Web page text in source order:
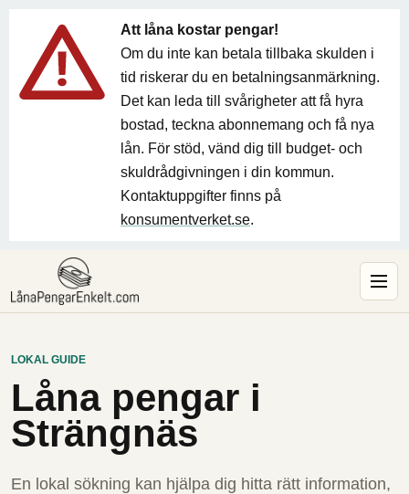
Att låna kostar pengar!
Om du inte kan betala tillbaka skulden i
tid riskerar du en betalningsanmärkning.
Det kan leda till svårigheter att få hyra
bostad, teckna abonnemang och få nya
lån. För stöd, vänd dig till budget- och
skuldrådgivningen i din kommun.
Kontaktuppgifter finns på
konsumentverket.se.
LOKAL GUIDE
Låna pengar i
Strängnäs
En lokal sökning kan hjälpa dig hitta rätt information,